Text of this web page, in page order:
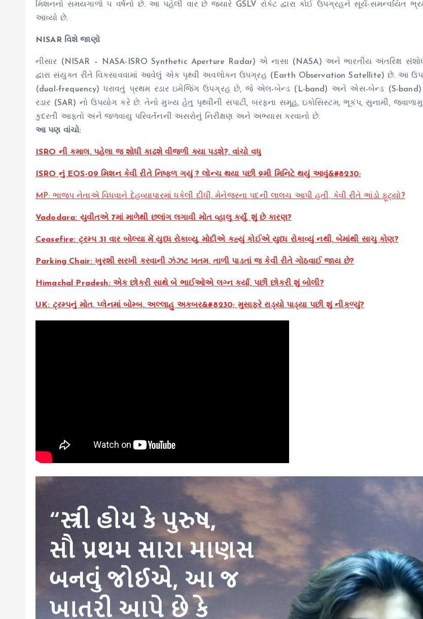
મિશનનો સમયગાળો ૫ વર્ષનો છે. આ પહેલી વાર છે જ્યારે GSLV રોકેટ દ્વારા કોઈ ઉપગ્રહને સૂર્ય-સમન્વયિત
આવ્યો છે.
NISAR વિશે જાણો
નીસાર (NISAR – NASA-ISRO Synthetic Aperture Radar) એ નાસા (NASA) અને ભારતીય અંતરિક્ષ
દ્વારા સંયુક્ત રીતે વિકસાવવામાં આવેલું એક પૃથ્વી અવલોકન ઉપગ્રહ (Earth Observation Satellite) છે. આ
(dual-frequency) ધરાવતું પ્રથમ રડાર ઇમેજિંગ ઉપગ્રહ છે, જે એલ-બેન્ડ (L-band) અને એસ-બેન્ડ (S-band)
રડાર (SAR) નો ઉપયોગ કરે છે. તેનો મુખ્ય હેતુ પૃથ્વીની સપાટી, બરફના સમૂહ, ઇકોસિસ્ટમ, ભૂકંપ, સુનામી,
કુદરતી આફતો અને જળવાયુ પરિવર્તનની અસરોનું નિરીક્ષણ અને અભ્યાસ કરવાનો છે.
આ પણ વાંચો:
ISRO ની કમાલ, પહેલા જ શોધી કાઢશે વીજળી ક્યા પડશે?, વાંચો વધુ
ISRO નું EOS-09 મિશન કેવી રીતે નિષ્ફળ ગયું ? લોન્ચ થયા પછી 9મી મિનિટે થયું આવું&#8230;
MP: ભાજપ નેતાએ વિધવાને દેહવ્યાપારમાં ધકેલી દીધી, મેનેજરના પદની લાલચ આપી હતી, કેવી રીતે ભાંડો ફૂટ્યો?
Vadodara: યુવીતએ 7માં માળેથી છલાંગ લગાવી મોત વ્હાલુ કર્યું, શું છે કારણ?
Ceasefire: ટ્રમ્પ 31 વાર બોલ્યા મેં યુધ્ધ રોકાવ્યુ, મોદીએ કહ્યું કોઈએ યુધ્ધ રોકાવ્યું નથી, બેમાંથી સાચુ કોણ?
Parking Chair: ખુરશી સરખી કરવાની ઝંઝટ ખતમ, તાળી પાડતાં જ કેવી રીતે ગોઠવાઈ જાય છે?
Himachal Pradesh: એક છોકરી સાથે બે ભાઈઓએ લગ્ન કર્યા, પછી છોકરી શું બોલી?
UK: ટ્રમ્પનું મોત, પ્લેનમાં બોમ્બ, અલ્લાહુ અકબર&#8230; મુસાફરે રાડ્યો પાડ્યા પછી શું નીકળ્યું?